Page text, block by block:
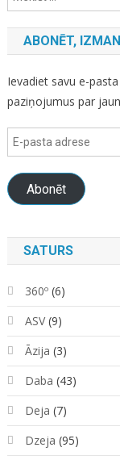
ABONĒT,
Ievadiet savu e-
paziņojumus par
E-
pasta
adrese
Abonēt
SATURS
360º(6)
ASV(9)
Āzija (3)
Daba (43)
Deja (7)
Dzeja (95)